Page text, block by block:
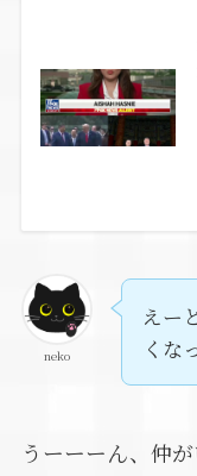
neko
えー
くな
うーーーん、仲